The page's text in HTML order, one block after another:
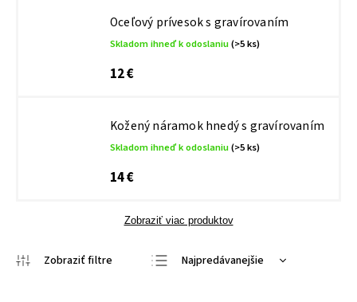
Oceľový prívesok s gravírovaním
Skladom ihneď k odoslaniu(>5 ks)
12 €
Kožený náramok hnedý s gravírovaním
Skladom ihneď k odoslaniu(>5 ks)
14 €
Zobraziť viac produktov
Najpredávanejšie